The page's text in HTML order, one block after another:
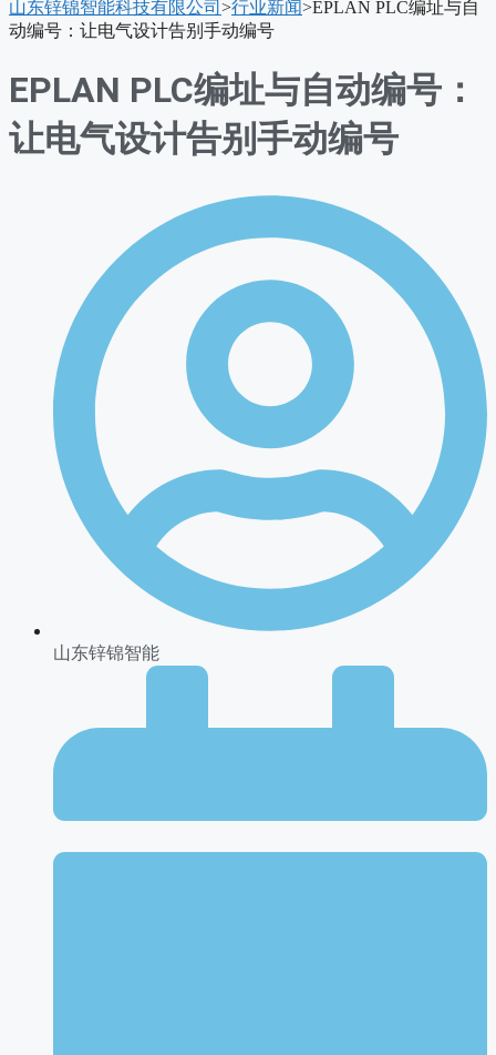
单
山东锌锦智能科技有限公司 >行业新闻>EPLAN PLC编址与自
动编号：让电气设计告别手动编号
EPLAN PLC编址与自动编号：
让电气设计告别手动编号
山东锌锦智能